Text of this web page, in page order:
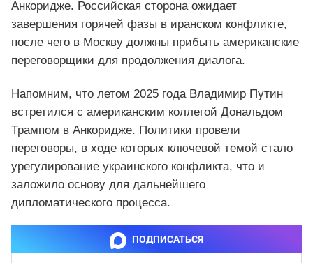
Анкоридже. Российская сторона ожидает
завершения горячей фазы в иранском конфликте,
после чего в Москву должны прибыть американские
переговорщики для продолжения диалога.
Напомним, что летом 2025 года Владимир Путин
встретился с американским коллегой Дональдом
Трампом в Анкоридже. Политики провели
переговоры, в ходе которых ключевой темой стало
урегулирование украинского конфликта, что и
заложило основу для дальнейшего
дипломатического процесса.
ПОДПИСАТЬСЯ